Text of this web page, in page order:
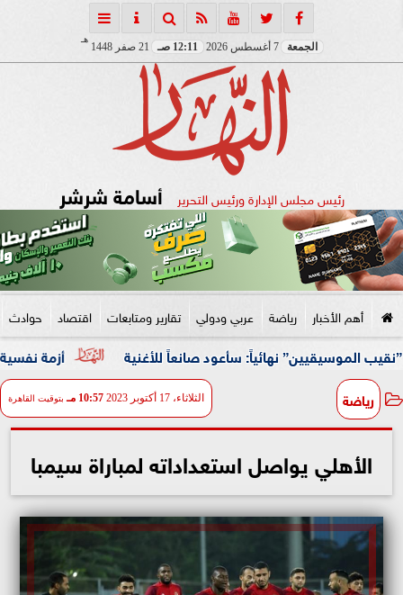
الجمعة 7 أغسطس 2026 12:11 صـ 21 صفر 1448
هـ
رئيس مجلس الإدارة ورئيس التحرير أسامة شرشر
أهم الأخبار رياضة عربي ودولي تقارير ومتابعات اقتصاد حوادث
أزمة نفسية نهائياً: سأعود صانعاً للأغنية
رياضة الثلاثاء، 17 أكتوبر 2023 10:57 مـ بتوقيت القاهرة
الأهلي يواصل استعداداته لمباراة سيمبا